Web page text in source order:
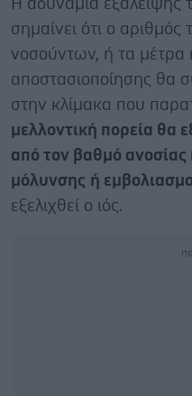
Η αδυναμία εξάλειψης
σημαίνει ότι ο
νοσούντων, ή τα μέτρα
αποστασιοποίησης θα
στην κλίμακα που
μελλοντική πορεία θα
από τον βαθμό
μόλυνσης ή
εξελιχθεί ο ιός.